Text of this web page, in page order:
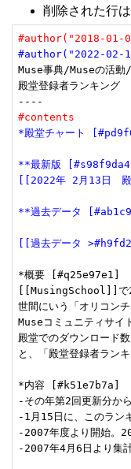
削除された行は
#author("2018-01-
#author("2022-02-
Muse事典/Museの活
殿堂登録者ランキング
#contents
*殿堂チャート
**最新版
[[2022年 2月13日
**過去データ
[[過去データ
*概要 [#q25e97e1]
[[MusingSchool]]で
世間にいう「オリコン
Museコミュニティサ
殿堂でのダウンロード
と、「殿堂登録者ラン
*内容 [#k51e7b7a]
-その年第2回更新分か
-1月15日に、このラン
-2007年度より開始。
-2007年4月6日より集